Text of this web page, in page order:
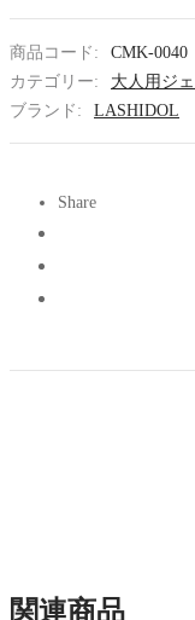
商品コード:
CMK-0040
カテゴリー:
大人用ジ
ブランド:
LASHIDOL
Share
関連商品